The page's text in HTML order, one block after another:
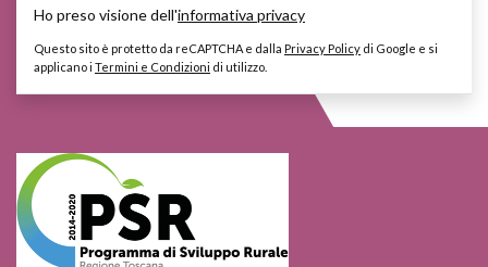
Ho preso visione dell'informativa privacy
Questo sito è protetto da reCAPTCHA e dalla Privacy Policy di Google e si
applicano i Termini e Condizioni di utilizzo.